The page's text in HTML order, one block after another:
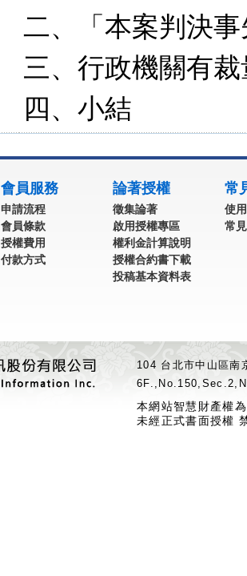
二、「本案判決
三、行政機關有
四、小結
會員服務
申請流程
會員條款
授權費用
付款方式
論著授權
徵集論著
啟用授權專區
權利金計算說明
授權合約書下載
投稿基本資料表
常
使
常
104 台北市中山區
本網站智慧財產權
未經正式書面授權